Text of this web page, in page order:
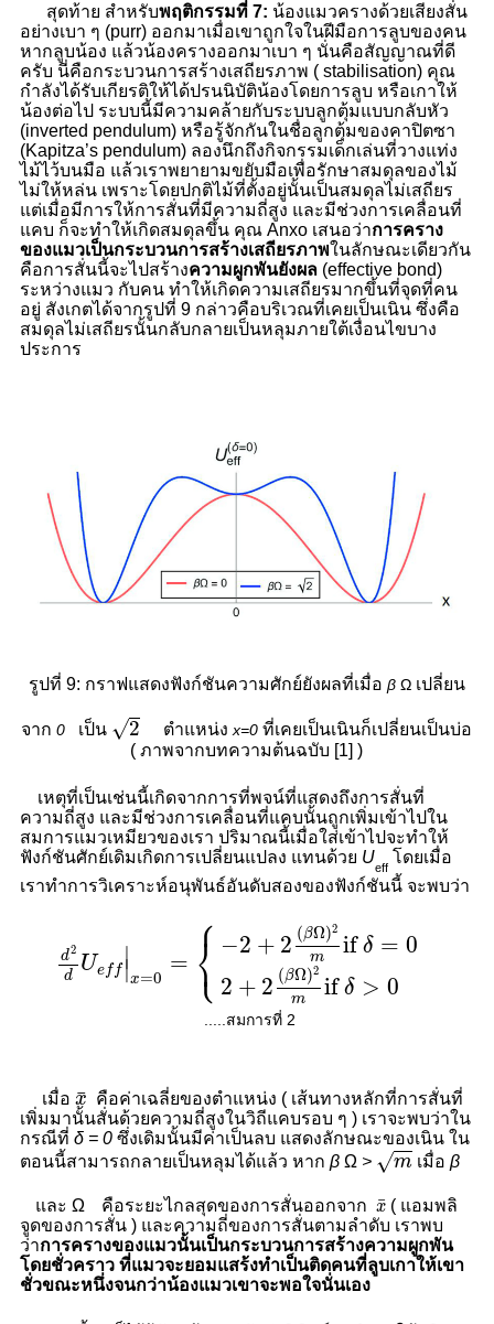
สุดท้าย สำหรับพฤติกรรมที่ 7: น้องแมวครางด้วยเสียงสั่น
อย่างเบา ๆ (purr) ออกมาเมื่อเขาถูกใจในฝีมือการลูบของคน
หากลูบน้อง แล้วน้องครางออกมาเบา ๆ นั่นคือสัญญาณที่ดี
ครับ นี่คือกระบวนการสร้างเสถียรภาพ ( stabilisation) คุณ
กำลังได้รับเกียรติให้ได้ปรนนิบัติน้องโดยการลูบ หรือเกาให้
น้องต่อไป ระบบนี้มีความคล้ายกับระบบลูกตุ้มแบบกลับหัว
(inverted pendulum) หรือรู้จักกันในชื่อลูกตุ้มของคาปิตซา
(Kapitza’s pendulum) ลองนึกถึงกิจกรรมเด็กเล่นที่วางแท่ง
ไม้ไว้บนมือ แล้วเราพยายามขยับมือเพื่อรักษาสมดุลของไม้
ไม่ให้หล่น เพราะโดยปกติไม้ที่ตั้งอยู่นั้นเป็นสมดุลไม่เสถียร
แต่เมื่อมีการให้การสั่นที่มีความถี่สูง และมีช่วงการเคลื่อนที่
แคบ ก็จะทำให้เกิดสมดุลขึ้น คุณ Anxo เสนอว่าการคราง
ของแมวเป็นกระบวนการสร้างเสถียรภาพในลักษณะเดียวกัน
คือการสั่นนี้จะไปสร้างความผูกพันยังผล(effective bond)
ระหว่างแมว กับคน ทำให้เกิดความเสถียรมากขึ้นที่จุดที่คน
อยู่ สังเกตได้จากรูปที่ 9 กล่าวคือบริเวณที่เคยเป็นเนิน ซึ่งคือ
สมดุลไม่เสถียรนั้นกลับกลายเป็นหลุมภายใต้เงื่อนไขบาง
ประการ
รูปที่ 9: กราฟแสดงฟังก์ชันความศักย์ยังผลที่เมื่อ β Ω เปลี่ยน
จาก 0 เป็น √2 ตำแหน่งx=0ที่เคยเป็นเนินก็เปลี่ยนเป็นบ่อ
( ภาพจากบทความต้นฉบับ [1] )
เหตุที่เป็นเช่นนี้เกิดจากการที่พจน์ที่แสดงถึงการสั่นที่
ความถี่สูง และมีช่วงการเคลื่อนที่แคบนั้นถูกเพิ่มเข้าไปใน
สมการแมวเหมียวของเรา ปริมาณนี้เมื่อใส่เข้าไปจะทำให้
ฟังก์ชันศักย์เดิมเกิดการเปลี่ยนแปลง แทนด้วย U
eff
โดยเมื่อ
เราทำการวิเคราะห์อนุพันธ์อันดับสองของฟังก์ชันนี้ จะพบว่า
d2
d Ue ff ∣∣x=0
= ⎧
⎨
⎩ −2 + 2 (βΩ)2
m if δ = 0
2 + 2 (βΩ)2
m if δ > 0
− )2mif
.....สมการที่ 2
เมื่อ ¯
x
x¯คือค่าเฉลี่ยของตำแหน่ง ( เส้นทางหลักที่การสั่นที่
เพิ่มมานั้นสั่นด้วยความถี่สูงในวิถีแคบรอบ ๆ ) เราจะพบว่าใน
กรณีที่ δ= 0 ซึ่งเดิมนั้นมีค่าเป็นลบ แสดงลักษณะของเนิน ใน
ตอนนี้สามารถกลายเป็นหลุมได้แล้ว หาก β Ω > √m
m
เมื่อ β
และ Ω คือระยะไกลสุดของการสั่นออกจาก ¯
x
x¯
( แอมพลิ
จูดของการสั่น ) และความถี่ของการสั่นตามลำดับ เราพบ
ว่าการครางของแมวนั้นเป็นกระบวนการสร้างความผูกพัน
โดยชั่วคราว ที่แมวจะยอมแสร้งทำเป็นติดคนที่ลูบเกาให้เขา
ชั่วขณะหนึ่งจนกว่าน้องแมวเขาจะพอใจนั่นเอง